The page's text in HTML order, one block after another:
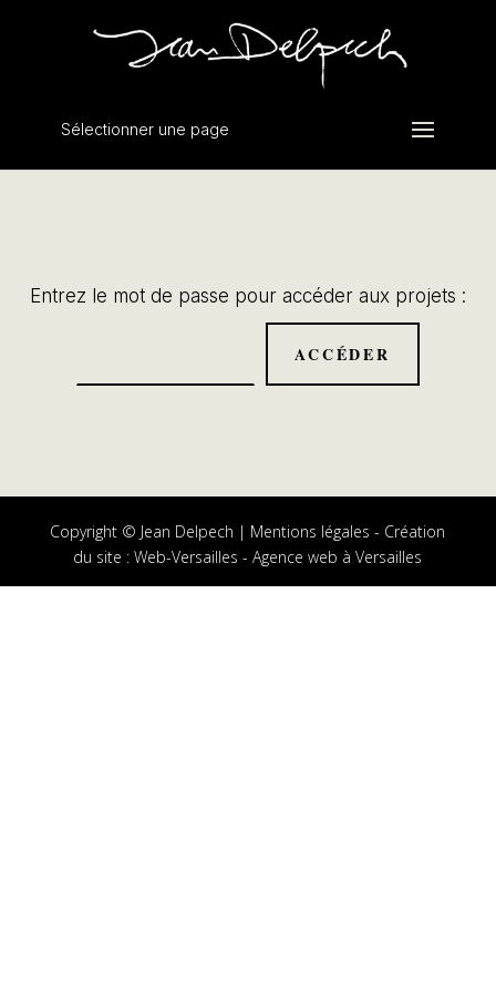
Sélectionner une page
Entrez le mot de passe pour accéder aux projets :
Copyright © Jean Delpech | Mentions légales - Création
du site :Web-Versailles - Agence web à Versailles